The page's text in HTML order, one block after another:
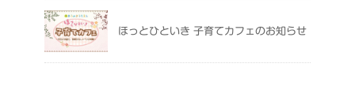
ほっとひといき 子育てカフェのお知らせ